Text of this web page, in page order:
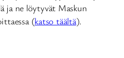
ja ne löytyvät Maskun
(katso täältä).